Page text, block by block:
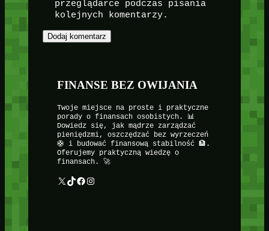
przeglądarce podczas pisania
kolejnych komentarzy.
FINANSE BEZ OWIJANIA
Twoje miejsce na proste i praktyczne
porady o finansach osobistych. 📊
Dowiedz się, jak mądrze zarządzać
pieniędzmi, oszczędzać bez wyrzeczeń
🛟 i budować finansową stabilność 🏦.
Oferujemy praktyczną wiedzę o
finansach. 🚀
X TikTok Facebook Instagram